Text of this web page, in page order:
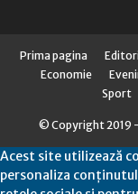
Prima pagina
Economie
Sport
© Copyright 2019
Acest site utilizează
personaliza